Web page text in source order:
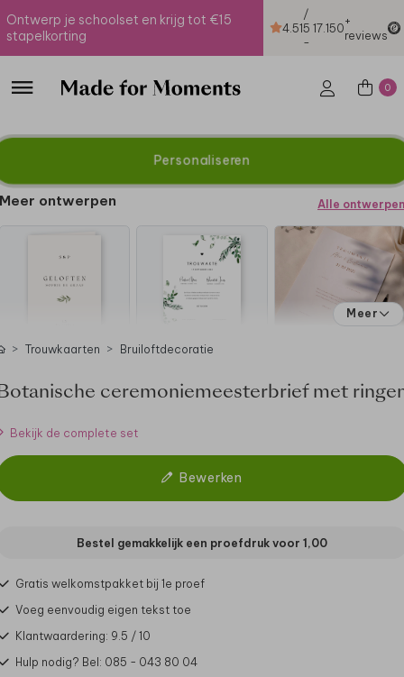
Ontwerp je schoolset en krijg tot €15
stapelkorting
4.51
/
5
-
17.150+
reviews
0
Personaliseren
Meer ontwerpen Alle ontwerpen
Meer
Trouwkaarten Bruiloftdecoratie
ceremoniemeesterbrief met
Bekijk de complete set
Bewerken
Bestel gemakkelijk een proefdruk voor 1,00
Gratis welkomstpakket bij 1e proef
Voeg eenvoudig eigen tekst toe
Klantwaardering: 9.5 / 10
Hulp nodig? Bel: 085 - 043 80 04